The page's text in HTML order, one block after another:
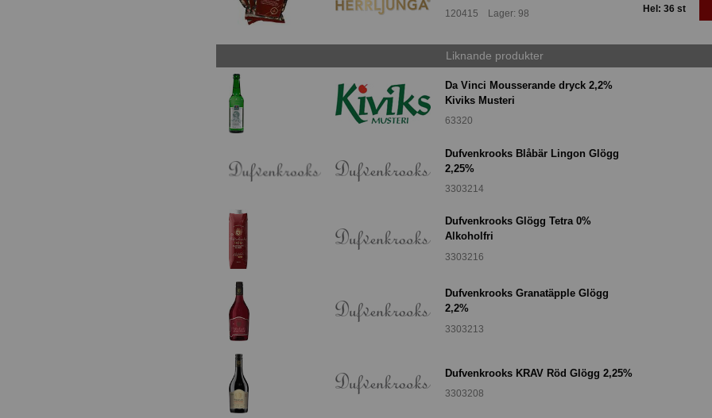
120415 Lager: 98 Hel: 36 st
Liknande produkter
Da Vinci Mousserande dryck 2,2%
Kiviks Musteri
63320
Dufvenkrooks Blåbär Lingon Glögg
2,25%
3303214
Dufvenkrooks Glögg Tetra 0%
Alkoholfri
3303216
Dufvenkrooks Granatäpple Glögg
2,2%
3303213
Dufvenkrooks KRAV Röd Glögg 2,25%
3303208